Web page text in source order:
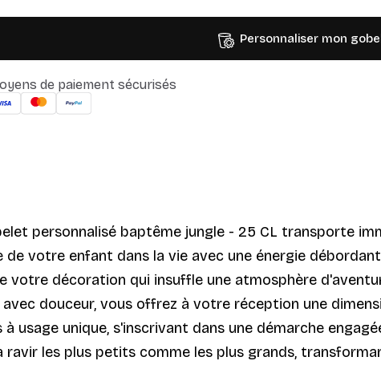
Personnaliser mon
de paiement sécurisés
personnalisé baptême jungle - 25 CL transporte
votre enfant dans la vie avec une énergie
votre décoration qui insuffle une atmosphère
douceur, vous offrez à votre réception une
usage unique, s'inscrivant dans une démarche
les plus petits comme les plus grands,